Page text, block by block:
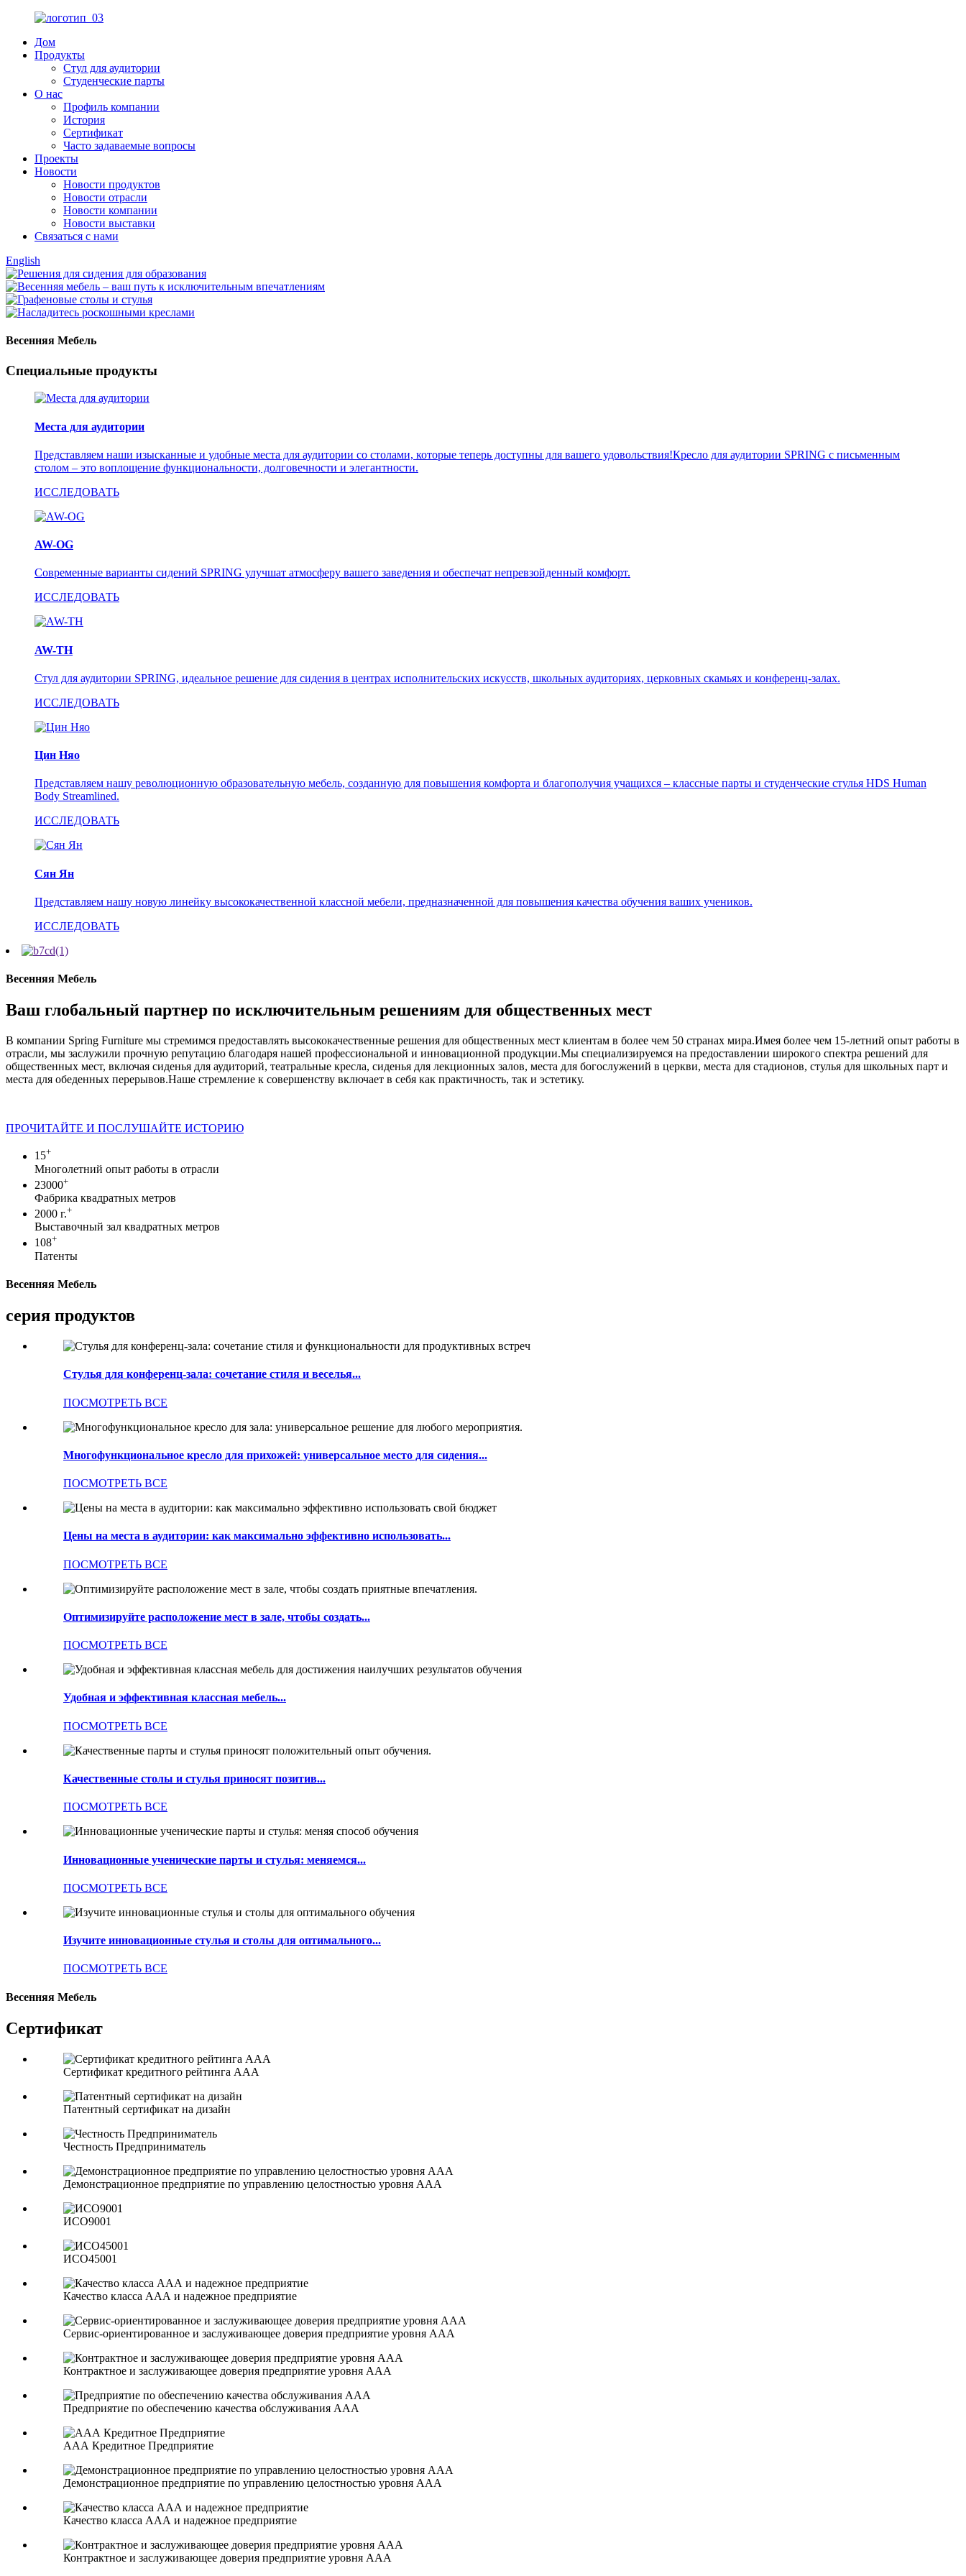
Дом
Продукты
Стул для аудитории
Студенческие парты
О нас
Профиль компании
История
Сертификат
Часто задаваемые вопросы
Проекты
Новости
Новости продуктов
Новости отрасли
Новости компании
Новости выставки
Связаться с нами
English
Весенняя Мебель
Специальные продукты
Места для аудитории
Представляем наши изысканные и удобные места для аудитории со столами, которые теперь доступны для вашего удовольствия!Кресло для аудитории SPRING с письменным
столом – это воплощение функциональности, долговечности и элегантности.
ИССЛЕДОВАТЬ
AW-OG
Современные варианты сидений SPRING улучшат атмосферу вашего заведения и обеспечат непревзойденный комфорт.
ИССЛЕДОВАТЬ
AW-TH
Стул для аудитории SPRING, идеальное решение для сидения в центрах исполнительских искусств, школьных аудиториях, церковных скамьях и конференц-залах.
ИССЛЕДОВАТЬ
Цин Няо
Представляем нашу революционную образовательную мебель, созданную для повышения комфорта и благополучия учащихся – классные парты и студенческие стулья HDS Human
Body Streamlined.
ИССЛЕДОВАТЬ
Сян Ян
Представляем нашу новую линейку высококачественной классной мебели, предназначенной для повышения качества обучения ваших учеников.
ИССЛЕДОВАТЬ
Весенняя Мебель
Ваш глобальный партнер по исключительным решениям для общественных мест
В компании Spring Furniture мы стремимся предоставлять высококачественные решения для общественных мест клиентам в более чем 50 странах мира.Имея более чем 15-летний опыт работы в
отрасли, мы заслужили прочную репутацию благодаря нашей профессиональной и инновационной продукции.Мы специализируемся на предоставлении широкого спектра решений для
общественных мест, включая сиденья для аудиторий, театральные кресла, сиденья для лекционных залов, места для богослужений в церкви, места для стадионов, стулья для школьных парт и
места для обеденных перерывов.Наше стремление к совершенству включает в себя как практичность, так и эстетику.
ПРОЧИТАЙТЕ И ПОСЛУШАЙТЕ ИСТОРИЮ
15+
Многолетний опыт работы в отрасли
23000+
Фабрика квадратных метров
2000 г.+
Выставочный зал квадратных метров
108+
Патенты
Весенняя Мебель
серия продуктов
Стулья для конференц-зала: сочетание стиля и веселья...
ПОСМОТРЕТЬ ВСЕ
Многофункциональное кресло для прихожей: универсальное место для сидения...
ПОСМОТРЕТЬ ВСЕ
Цены на места в аудитории: как максимально эффективно использовать...
ПОСМОТРЕТЬ ВСЕ
Оптимизируйте расположение мест в зале, чтобы создать...
ПОСМОТРЕТЬ ВСЕ
Удобная и эффективная классная мебель...
ПОСМОТРЕТЬ ВСЕ
Качественные столы и стулья приносят позитив...
ПОСМОТРЕТЬ ВСЕ
Инновационные ученические парты и стулья: меняемся...
ПОСМОТРЕТЬ ВСЕ
Изучите инновационные стулья и столы для оптимального...
ПОСМОТРЕТЬ ВСЕ
Весенняя Мебель
Сертификат
Сертификат кредитного рейтинга ААА
Патентный сертификат на дизайн
Честность Предприниматель
Демонстрационное предприятие по управлению целостностью уровня AAA
ИСО9001
ИСО45001
Качество класса ААА и надежное предприятие
Сервис-ориентированное и заслуживающее доверия предприятие уровня AAA
Контрактное и заслуживающее доверия предприятие уровня AAA
Предприятие по обеспечению качества обслуживания AAA
ААА Кредитное Предприятие
Демонстрационное предприятие по управлению целостностью уровня AAA
Качество класса ААА и надежное предприятие
Контрактное и заслуживающее доверия предприятие уровня AAA